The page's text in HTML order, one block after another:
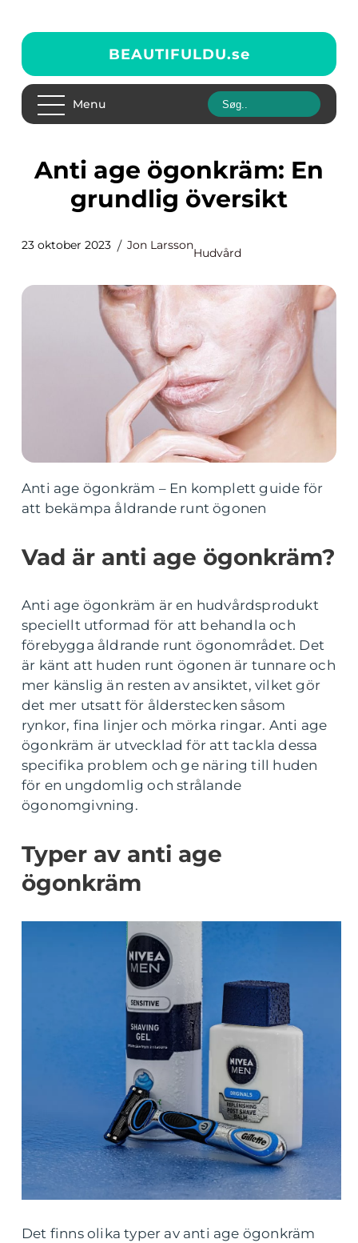
BEAUTIFULDU.se
Menu
Anti age ögonkräm: En
grundlig översikt
23 oktober 2023 Jon Larsson
Hudvård
Anti age ögonkräm – En komplett guide för
att bekämpa åldrande runt ögonen
Vad är anti age ögonkräm?
Anti age ögonkräm är en hudvårdsprodukt
speciellt utformad för att behandla och
förebygga åldrande runt ögonområdet. Det
är känt att huden runt ögonen är tunnare och
mer känslig än resten av ansiktet, vilket gör
det mer utsatt för ålderstecken såsom
rynkor, fina linjer och mörka ringar. Anti age
ögonkräm är utvecklad för att tackla dessa
specifika problem och ge näring till huden
för en ungdomlig och strålande
ögonomgivning.
Typer av anti age
ögonkräm
Det finns olika typer av anti age ögonkräm